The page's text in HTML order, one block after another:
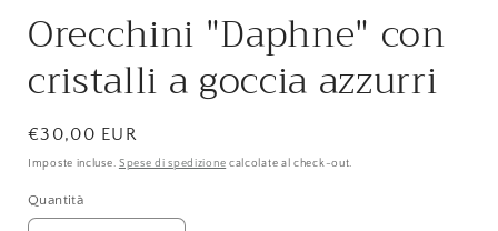
Orecchini "Daphne" con
cristalli a goccia azzurri
Prezzo
di
€30,00 EUR
Imposte incluse. Spese di spedizione calcolate al check-out.
Quantità
Quantità